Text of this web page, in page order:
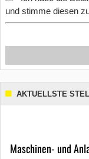
und stimme diesen
AKTUELLSTE
Maschinen- und